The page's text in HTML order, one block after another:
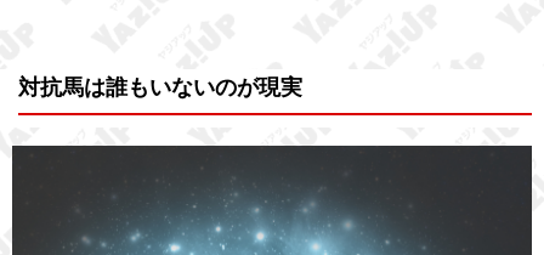
対抗馬は誰もいないのが現実